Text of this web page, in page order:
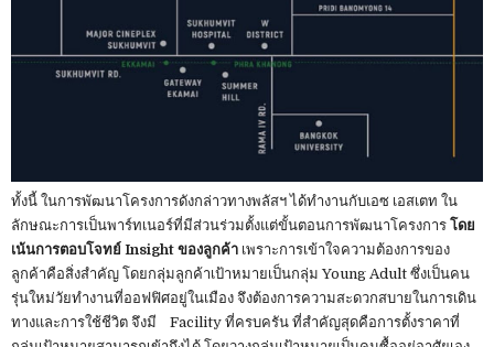
ทั้งนี้ ในการพัฒนาโครงการดังกล่าวทางพลัสฯ ได้ทำงานกับเอซ เอสเตท ใน
ลักษณะการเป็นพาร์ทเนอร์ที่มีส่วนร่วมตั้งแต่ขั้นตอนการพัฒนาโครงการ โดย
เน้นการตอบโจทย์ Insight ของลูกค้า เพราะการเข้าใจความต้องการของ
ลูกค้าคือสิ่งสำคัญ โดยกลุ่มลูกค้าเป้าหมายเป็นกลุ่ม Young Adult ซึ่งเป็นคน
รุ่นใหม่วัยทำงานที่ออฟฟิศอยู่ในเมือง จึงต้องการความสะดวกสบายในการเดิน
ทางและการใช้ชีวิต จึงมี Facility ที่ครบครัน ที่สำคัญสุดคือการตั้งราคาที่